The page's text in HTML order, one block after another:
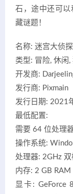
石，途中还可以
藏谜题！
名称: 迷宫大侦探
类型: 冒险, 休闲,
开发商:
发行商: Pixmain
发行日期: 2021
最低配置:
需要 64 位处理
操作系统:
处理器: 2GHz
内存: 2 GB RAM
显卡: GeForce